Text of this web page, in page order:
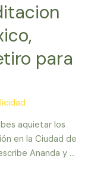
para
aquietar los
en la Ciudad de
Ananda y …